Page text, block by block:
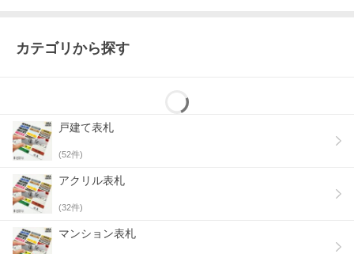
カテゴリから探す
戸建て表札
(52件)
アクリル表札
(32件)
マンション表札